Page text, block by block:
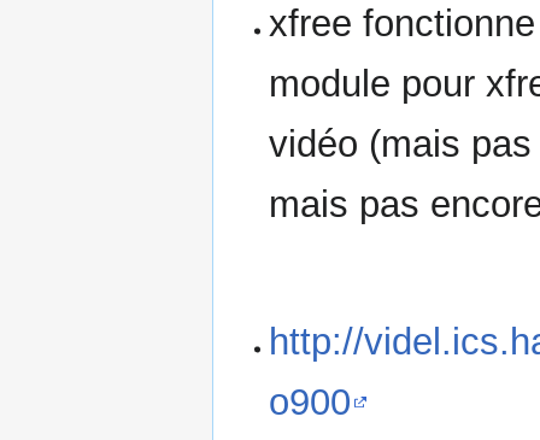
xfree
module pour
vidéo (mais
mais pas
http://
o900